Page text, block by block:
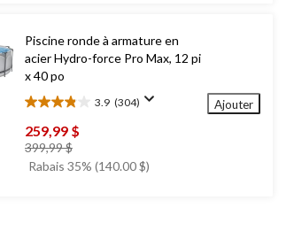
Piscine ronde à armature en
acier Hydro-force Pro Max, 12 pi
x 40 po
3.9 (304)
3.9
étoile(s)
sur
5.
259,99 $
399,99 $prix
était
Rabais 35% (140.00 $)
Ajouter